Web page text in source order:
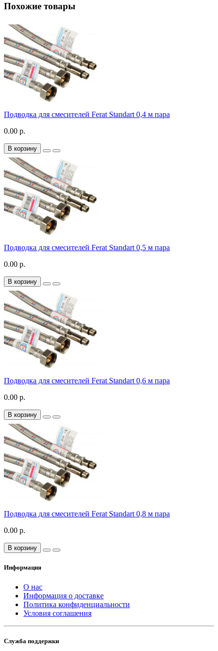
Похожие товары
Подводка для смесителей Ferat Standart 0,4 м пара
0.00 р.
В корзину
Подводка для смесителей Ferat Standart 0,5 м пара
0.00 р.
В корзину
Подводка для смесителей Ferat Standart 0,6 м пара
0.00 р.
В корзину
Подводка для смесителей Ferat Standart 0,8 м пара
0.00 р.
В корзину
Информация
О нас
Информация о доставке
Политика конфиденциальности
Условия соглашения
Служба поддержки